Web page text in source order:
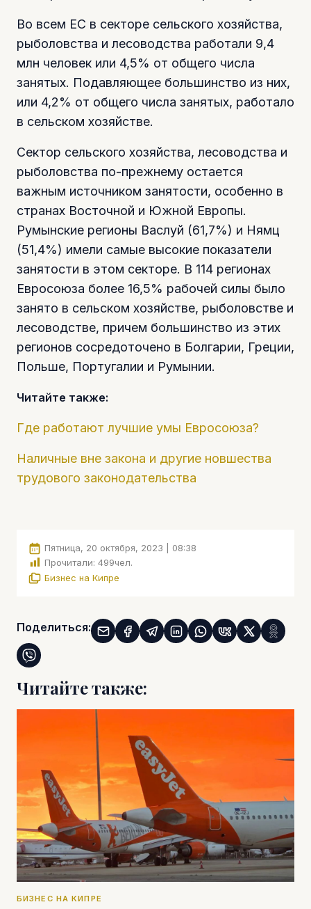
Во всем ЕС в секторе сельского хозяйства,
рыболовства и лесоводства работали 9,4
млн человек или 4,5% от общего числа
занятых. Подавляющее большинство из них,
или 4,2% от общего числа занятых, работало
в сельском хозяйстве.
Сектор сельского хозяйства, лесоводства и
рыболовства по-прежнему остается
важным источником занятости, особенно в
странах Восточной и Южной Европы.
Румынские регионы Васлуй (61,7%) и Нямц
(51,4%) имели самые высокие показатели
занятости в этом секторе. В 114 регионах
Евросоюза более 16,5% рабочей силы было
занято в сельском хозяйстве, рыболовстве и
лесоводстве, причем большинство из этих
регионов сосредоточено в Болгарии, Греции,
Польше, Португалии и Румынии.
Читайте также:
Где работают лучшие умы Евросоюза?
Наличные вне закона и другие новшества
трудового законодательства
Пятница, 20 октября, 2023 | 08:38
Прочитали: 499чел.
Бизнес на Кипре
Поделиться:
Читайте также:
БИЗНЕС НА КИПРЕ